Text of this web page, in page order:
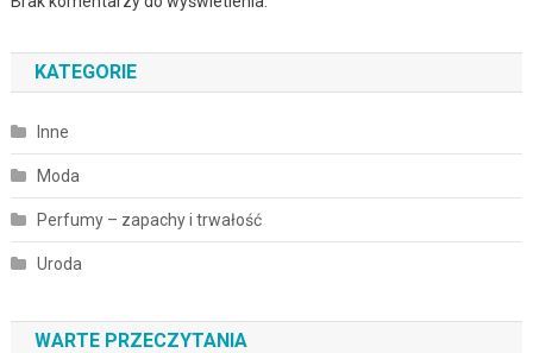
KATEGORIE
Inne
Moda
Perfumy – zapachy i trwałość
Uroda
WARTE PRZECZYTANIA